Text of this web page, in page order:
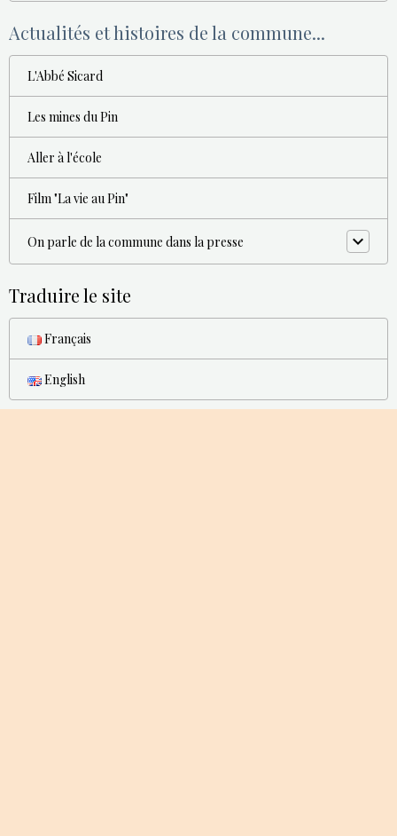
Actualités et histoires de la commune...
L'Abbé Sicard
Les mines du Pin
Aller à l'école
Film "La vie au Pin"
On parle de la commune dans la presse
Traduire le site
Français
English